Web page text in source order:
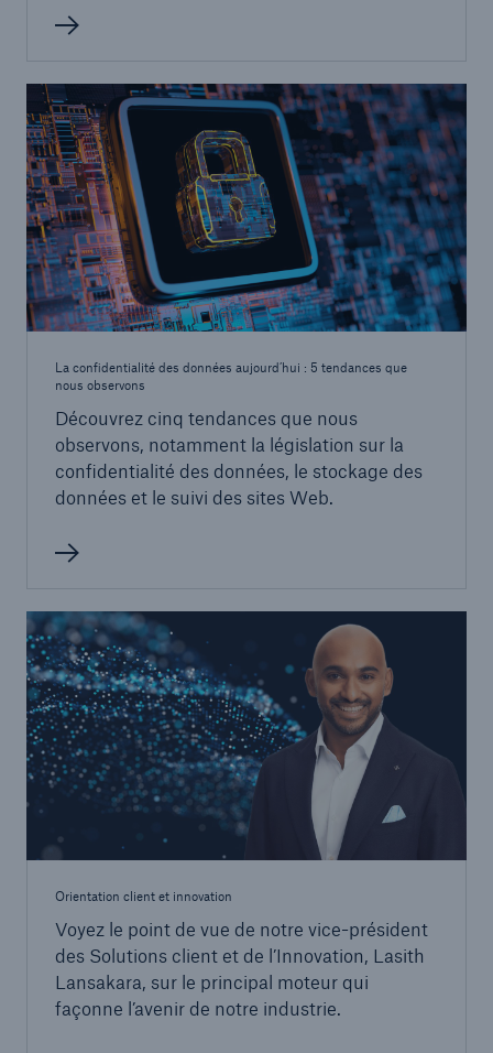
La confidentialité des données aujourd’hui : 5 tendances que
nous observons
Découvrez cinq tendances que nous
observons, notamment la législation sur la
confidentialité des données, le stockage des
données et le suivi des sites Web.
Orientation client et innovation
Voyez le point de vue de notre vice-président
des Solutions client et de l’Innovation, Lasith
Lansakara, sur le principal moteur qui
façonne l’avenir de notre industrie.